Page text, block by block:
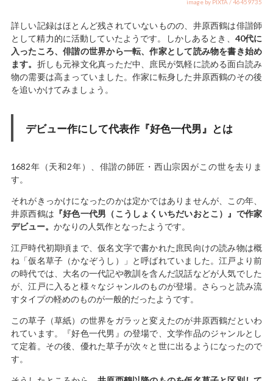
image by PIXTA / 46459735
詳しい記録はほとんど残されていないものの、井原西鶴は俳諧師
として精力的に活動していたようです。しかしあるとき、 40代に
入ったころ、俳諧の世界から一転、作家として読み物を書き始め
ます。 折しも元禄文化真っただ中、庶民が気軽に読める面白読み
物の需要は高まっていました。作家に転身した井原西鶴のその後
を追いかけてみましょう。
デビュー作にして代表作『好色一代男』とは
1682年（天和2年）、俳諧の師匠・西山宗因がこの世を去りま
す。
それがきっかけになったのかは定かではありませんが、この年、
井原西鶴は 『好色一代男（こうしょくいちだいおとこ）』で作家
デビュー。 かなりの人気作となったようです。
江戸時代初期頃まで、仮名文字で書かれた庶民向けの読み物は概
ね「仮名草子（かなぞうし）」と呼ばれていました。江戸より前
の時代では、大名の一代記や教訓を含んだ説話などが人気でした
が、江戸に入ると様々なジャンルのものが登場。さらっと読み流
すタイプの軽めのものが一般的だったようです。
この草子（草紙）の世界をガラッと変えたのが井原西鶴だといわ
れています。『好色一代男』の登場で、文学作品のジャンルとし
て定着。その後、優れた草子が次々と世に出るようになったので
す。